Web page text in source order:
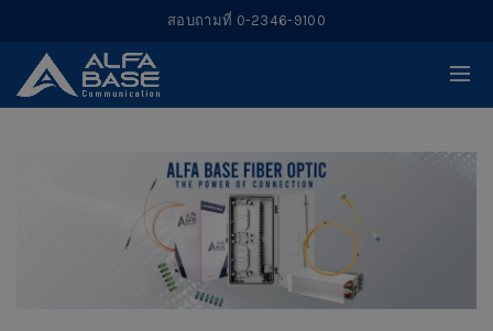
สอบถามที่ 0-2346-9100